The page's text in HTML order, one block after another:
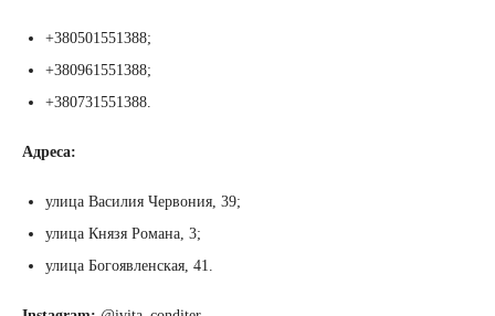
+380501551388;
+380961551388;
+380731551388.
Адреса:
улица Василия Червония, 39;
улица Князя Романа, 3;
улица Богоявленская, 41.